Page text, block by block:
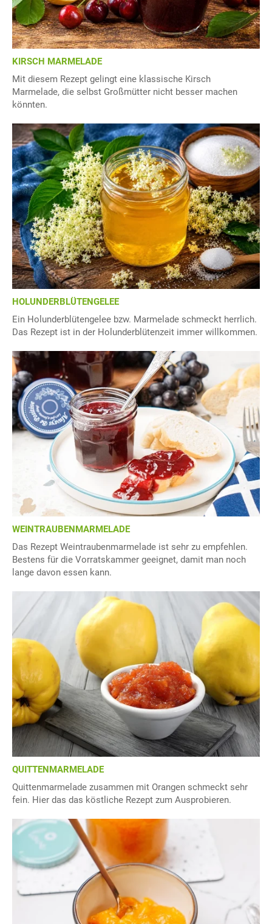
KIRSCH MARMELADE
Mit diesem Rezept gelingt eine klassische Kirsch
Marmelade, die selbst Großmütter nicht besser machen
könnten.
HOLUNDERBLÜTENGELEE
Ein Holunderblütengelee bzw. Marmelade schmeckt herrlich.
Das Rezept ist in der Holunderblütenzeit immer willkommen.
WEINTRAUBENMARMELADE
Das Rezept Weintraubenmarmelade ist sehr zu empfehlen.
Bestens für die Vorratskammer geeignet, damit man noch
lange davon essen kann.
QUITTENMARMELADE
Quittenmarmelade zusammen mit Orangen schmeckt sehr
fein. Hier das das köstliche Rezept zum Ausprobieren.